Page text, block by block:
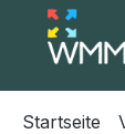
Hauptinhalt
Zur Suche
Zur
Startseite